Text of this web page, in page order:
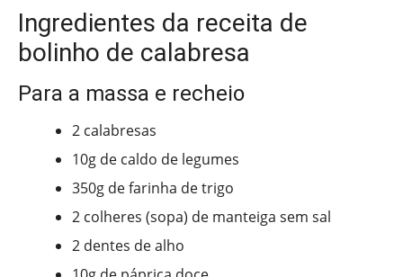
Ingredientes da receita de
bolinho de calabresa
Para a massa e recheio
2 calabresas
10g de caldo de legumes
350g de farinha de trigo
2 colheres (sopa) de manteiga sem sal
2 dentes de alho